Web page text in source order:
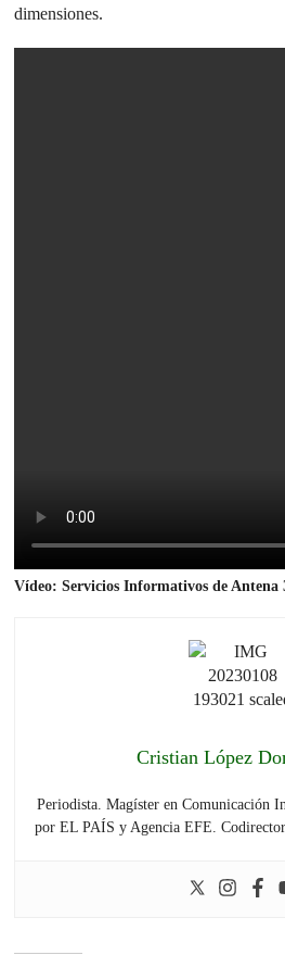
dimensiones.
Vídeo: Servicios Informativos de Antena
Cristian López
Periodista. Magíster en Comunicación
por EL PAÍS y Agencia EFE.